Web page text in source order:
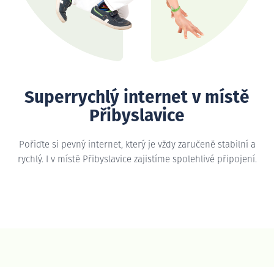
Superrychlý internet v místě
Přibyslavice
Pořiďte si pevný internet, který je vždy zaručeně stabilní a
rychlý. I v místě Přibyslavice zajistíme spolehlivé připojení.